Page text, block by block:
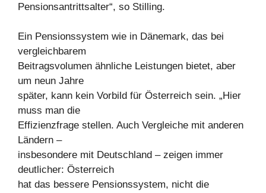
Pensionsantrittsalter“, so Stilling.
Ein Pensionssystem wie in Dänemark, das bei
vergleichbarem
Beitragsvolumen ähnliche Leistungen bietet, aber
um neun Jahre
später, kann kein Vorbild für Österreich sein. „Hier
muss man die
Effizienzfrage stellen. Auch Vergleiche mit anderen
Ländern –
insbesondere mit Deutschland – zeigen immer
deutlicher: Österreich
hat das bessere Pensionssystem, nicht die